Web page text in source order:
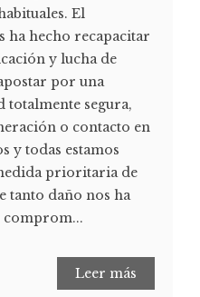
El
ha hecho recapacitar
y lucha de
por una
totalmente segura,
o contacto en
y todas estamos
prioritaria de
tanto daño nos ha
comprom...
Leer más